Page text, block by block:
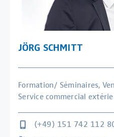
JÖRG SCHMITT
Formation/ Séminaires,
Service commercial
(+49) 151 742 112